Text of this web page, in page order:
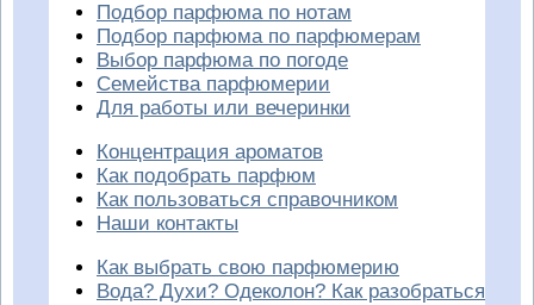
Подбор парфюма по нотам
Подбор парфюма по парфюмерам
Выбор парфюма по погоде
Семейства парфюмерии
Для работы или вечеринки
Концентрация ароматов
Как подобрать парфюм
Как пользоваться справочником
Наши контакты
Как выбрать свою парфюмерию
Вода? Духи? Одеколон? Как разобраться